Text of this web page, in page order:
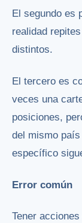
El segundo es
realidad
distintos.
El tercero es
veces una
posiciones,
del mismo
específico
Error común
Tener